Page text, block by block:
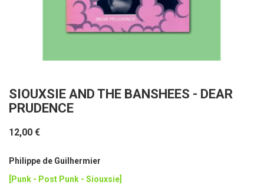
SIOUXSIE AND THE BANSHEES - DEAR
PRUDENCE
12,00 €
Philippe de Guilhermier
[Punk - Post Punk - Siouxsie]